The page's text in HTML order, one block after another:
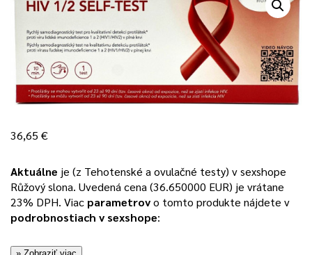
36,65 €
Aktuálne je (z Tehotenské a ovulačné testy) v sexshope
Růžový slona. Uvedená cena (36.650000 EUR) je vrátane
23% DPH. Viac parametrovo tomto produkte nájdete v
podrobnostiach v sexshope: